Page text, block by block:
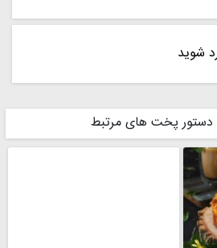
شوید
دستور پخت های مرتبط